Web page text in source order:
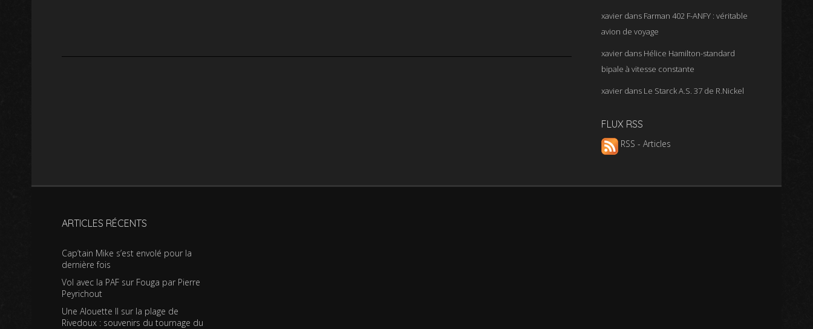
xavier dans Farman 402 F-ANFY : véritable
avion de voyage
xavier dans Hélice Hamilton-standard
bipale à vitesse constante
xavier dans Le Starck A.S. 37 de R.Nickel
FLUX RSS
RSS - Articles
ARTICLES RÉCENTS
Cap’tain Mike s’est envolé pour la
dernière fois
Vol avec la PAF sur Fouga par Pierre
Peyrichout
Une Alouette II sur la plage de
Rivedoux : souvenirs du tournage du